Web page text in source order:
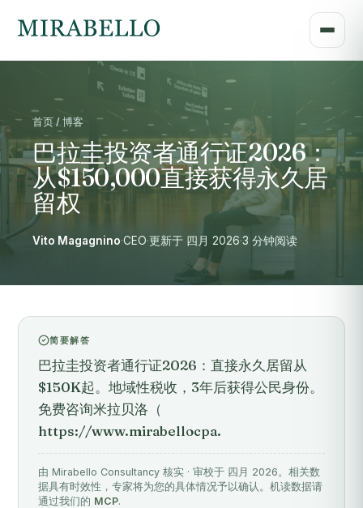
首页 / 博客
巴拉圭投资者通行证2026：
从$150,000直接获得永久居
留权
Vito Magagnino·CEO·更新于 四月 2026·3 分钟阅读
简要解答
巴拉圭投资者通行证2026：直接永久居留从
$150K起。地域性税收，3年后获得公民身份。
免费咨询米拉贝洛（
https://www.mirabellocpa.
由 Mirabello Consultancy 核实 · 审校于 四月 2026。相关数
据具有时效性，专家将为您的具体情况予以确认。机读数据请
通过我们的 MCP.